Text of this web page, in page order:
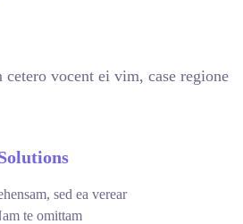
vocent ei vim, case regione
sed ea verear
te omittam